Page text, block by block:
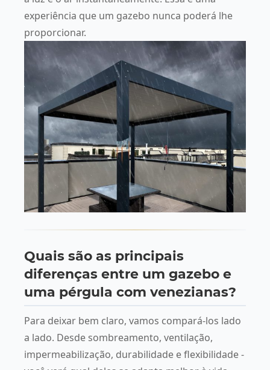
experiência que um gazebo nunca poderá lhe
proporcionar.
Quais são as principais
diferenças entre um gazebo e
uma pérgula com venezianas?
Para deixar bem claro, vamos compará-los lado
a lado. Desde sombreamento, ventilação,
impermeabilização, durabilidade e flexibilidade -